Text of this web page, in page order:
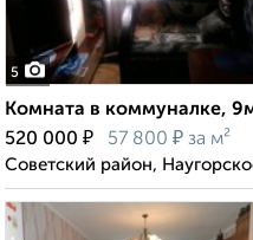
5
Комната в коммуналке,
520 000 ₽ 57 800 ₽ за м²
Советский район,